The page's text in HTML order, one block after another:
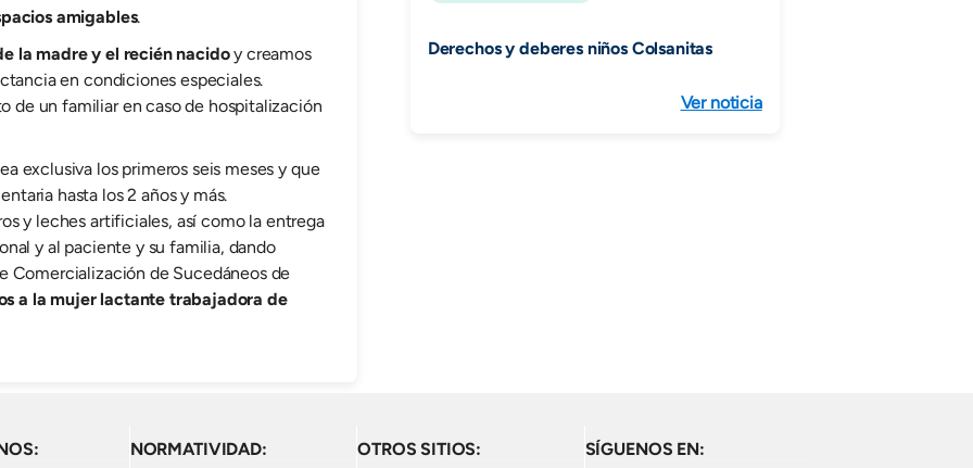
amigables.
la madre y el recién nacidoy creamos
en condiciones especiales.
de un familiar en caso de hospitalización
exclusiva los primeros seis meses y que
hasta los 2 años y más.
y leches artificiales, así como la entrega
y al paciente y su familia, dando
Comercialización de Sucedáneos de
a la mujer lactante trabajadora de
Derechos y deberes niños Colsanitas
Ver noticia
NORMATIVIDAD: OTROS SITIOS: SÍGUENOS EN: